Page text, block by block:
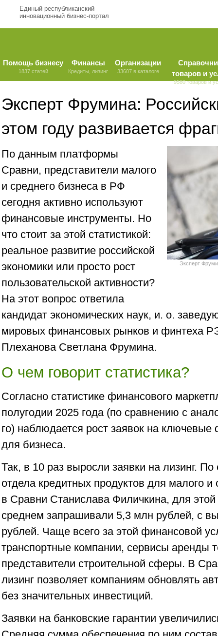
Единый республиканский
инновационный бизнес-портал
Помощь бизнесу
1837 статей
Финансы
Кредиты, лизинг
Организации
33607 в каталоге
товаров и
9580 товаров и
Эксперт Фрумина:
этом году развивается
Эксперт
По данным платформы
Сравни, представители малого
и среднего бизнеса в РФ
сегодня активно используют
финансовые инструменты. Но
что стоит за этой статистикой:
реальное развитие российской
экономики или просто рост
пользовательской активности?
На этот вопрос ответила
кандидат экономических наук, и. о.
мировых финансовых рынков и финтеха
Плеханова Светлана Фрумина.
О чем говорит статистика?
Согласно статистике финансового
полугодии 2025 года (по сравнению с
го) наблюдается рост заявок на
для бизнеса.
Так, в 10 раз выросли заявки на лизинг.
отдела кредитных продуктов для малого
в Сравни Станислава Филичкина, для
среднем запрашивали 5,3 млн рублей, с
рублей. Чаще всего за этой финансовой
транспортные компании, сервисы аренды
представители строительной сферы. В
лизинг позволяет компаниям обновлять
без значительных инвестиций.
Заявки на банковские гарантии